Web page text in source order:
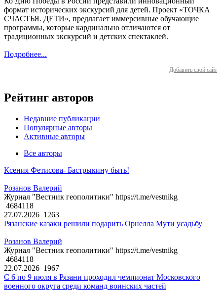
формат исторических экскурсий для детей. Проект «ТОЧКА
СЧАСТЬЯ. ДЕТИ», предлагает иммерсивные обучающие
программы, которые кардинально отличаются от
традиционных экскурсий и детских спектаклей.
Подробнее...
Добавить свой сайт
Рейтинг авторов
Недавние публикации
Популярные авторы
Активные авторы
Все авторы
Ксения Фетисова- Бастрыкину быть!
Розанов Валерий
Журнал "Вестник геополитики" https://t.me/vestnikg
4684118
27.07.2026 1263
Рязанские казаки решили подарить Орнелла Мути усадьбу
Розанов Валерий
Журнал "Вестник геополитики" https://t.me/vestnikg
4684118
22.07.2026 1967
С 6 по 9 июля в Рязани проходил чемпионат Московского
военного округа среди команд воинских частей